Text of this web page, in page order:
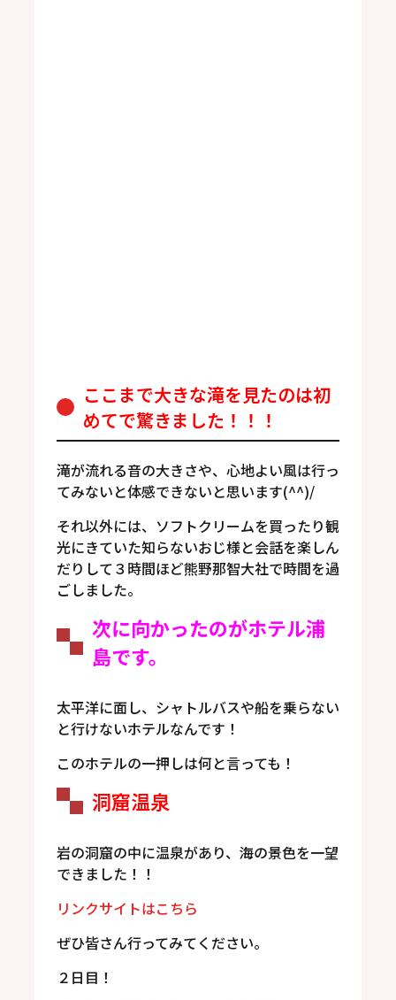
ここまで大きな滝を見たのは初
めてで驚きました！！！
滝が流れる音の大きさや、心地よい風は行っ
てみないと体感できないと思います(^^)/
それ以外には、ソフトクリームを買ったり観
光にきていた知らないおじ様と会話を楽しん
だりして３時間ほど熊野那智大社で時間を過
ごしました。
次に向かったのがホテル浦
島です。
太平洋に面し、シャトルバスや船を乗らない
と行けないホテルなんです！
このホテルの一押しは何と言っても！
洞窟温泉
岩の洞窟の中に温泉があり、海の景色を一望
できました！！
リンクサイトはこちら
ぜひ皆さん行ってみてください。
２日目！